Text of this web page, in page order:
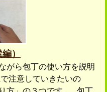
）
がら包丁の使い方を説明
注意していきたいの